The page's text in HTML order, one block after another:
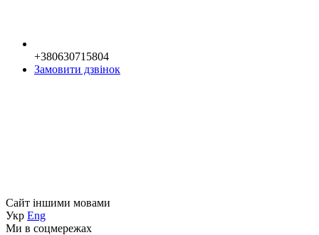
+380630715804
Замовити дзвінок
Сайт іншими мовами
Укр Eng
Ми в соцмережах